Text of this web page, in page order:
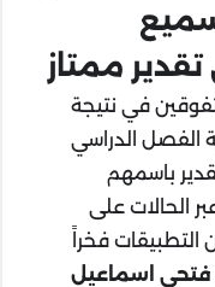
ممتاز
في نتيجة
الفصل الدراسي
تقدير باسمهم
الحالات على
فخراً
فتحى اسماعيل